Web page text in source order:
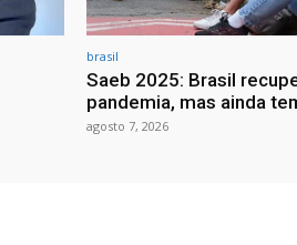
brasil
Saeb 2025: Brasil
pandemia, mas ainda
agosto 7, 2026